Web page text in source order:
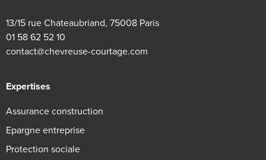
13/15 rue Chateaubriand, 75008 Paris
01 58 62 52 10
contact@chevreuse-courtage.com
Expertises
Assurance construction
Epargne entreprise
Protection sociale